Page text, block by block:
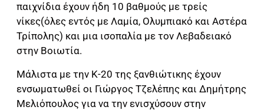
παιχνίδια έχουν ήδη 10 βαθμούς με τρείς
νίκες(όλες εντός με Λαμία, Ολυμπιακό και Αστέρα
Τρίπολης) και μια ισοπαλία με τον Λεβαδειακό
στην Βοιωτία.
Μάλιστα με την Κ-20 της ξανθιώτικης έχουν
ενσωματωθεί οι Γιώργος Τζελέπης και Δημήτρης
Μελιόπουλος για να την ενισχύσουν στην